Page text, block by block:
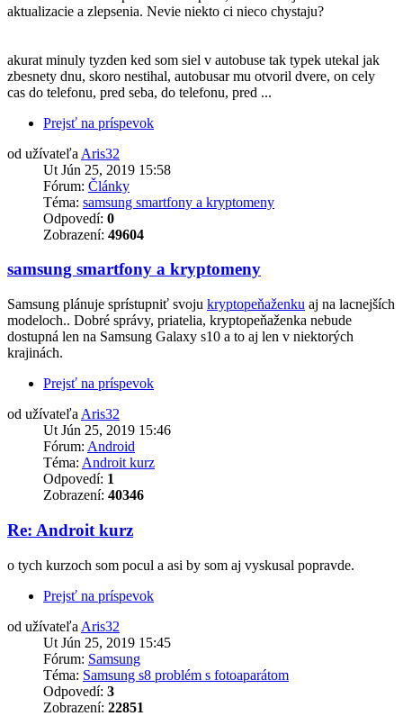
aktualizacie a zlepsenia. Nevie niekto ci nieco chystaju?
akurat minuly tyzden ked som siel v autobuse tak typek utekal jak
zbesnety dnu, skoro nestihal, autobusar mu otvoril dvere, on cely
cas do telefonu, pred seba, do telefonu, pred ...
Prejsť na príspevok
od užívateľa Aris32
Ut Jún 25, 2019 15:58
Fórum: Články
Téma: samsung smartfony a kryptomeny
Odpovedí: 0
Zobrazení: 49604
samsung smartfony a kryptomeny
Samsung plánuje sprístupniť svoju kryptopeňaženku aj na lacnejších
modeloch.. Dobré správy, priatelia, kryptopeňaženka nebude
dostupná len na Samsung Galaxy s10 a to aj len v niektorých
krajinách.
Prejsť na príspevok
od užívateľa Aris32
Ut Jún 25, 2019 15:46
Fórum: Android
Téma: Androit kurz
Odpovedí: 1
Zobrazení: 40346
Re: Androit kurz
o tych kurzoch som pocul a asi by som aj vyskusal popravde.
Prejsť na príspevok
od užívateľa Aris32
Ut Jún 25, 2019 15:45
Fórum: Samsung
Téma: Samsung s8 problém s fotoaparátom
Odpovedí: 3
Zobrazení: 22851